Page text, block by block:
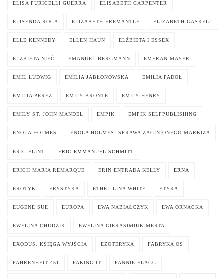
ELISA PURICELLI GUERRA ELISABETH CARPENTER
ELISENDA ROCA ELIZABETH FREMANTLE ELIZABETH GASKELL
ELLE KENNEDY ELLEN HAUN ELŻBIETA I ESSEX
ELŻBIETA NIEĆ EMANUEL BERGMANN EMERAN MAYER
EMIL LUDWIG EMILIA JABŁONOWSKA EMILIA PADOŁ
EMILIA PEREZ EMILY BRONTË EMILY HENRY
EMILY ST. JOHN MANDEL EMPIK EMPIK SELFPUBLISHING
ENOLA HOLMES ENOLA HOLMES. SPRAWA ZAGINIONEGO MARKIZA
ERIC FLINT ERIC-EMMANUEL SCHMITT
ERICH MARIA REMARQUE ERIN ENTRADA KELLY ERNA
EROTYK ERYSTYKA ETHEL LINA WHITE ETYKA
EUGENE SUE EUROPA EWA NABIAŁCZYK EWA ORNACKA
EWELINA CHUDZIK EWELINA GIERASIMIUK-MERTA
EXODUS. KSIĘGA WYJŚCIA EZOTERYKA FABRYKA OS
FAHRENHEIT 451 FAKING IT FANNIE FLAGG